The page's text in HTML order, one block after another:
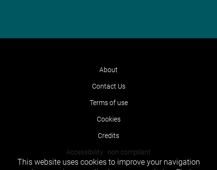
About
Contact Us
Terms of use
Cookies
Credits
Accessibility : non compliant
This website uses cookies to improve your navigation